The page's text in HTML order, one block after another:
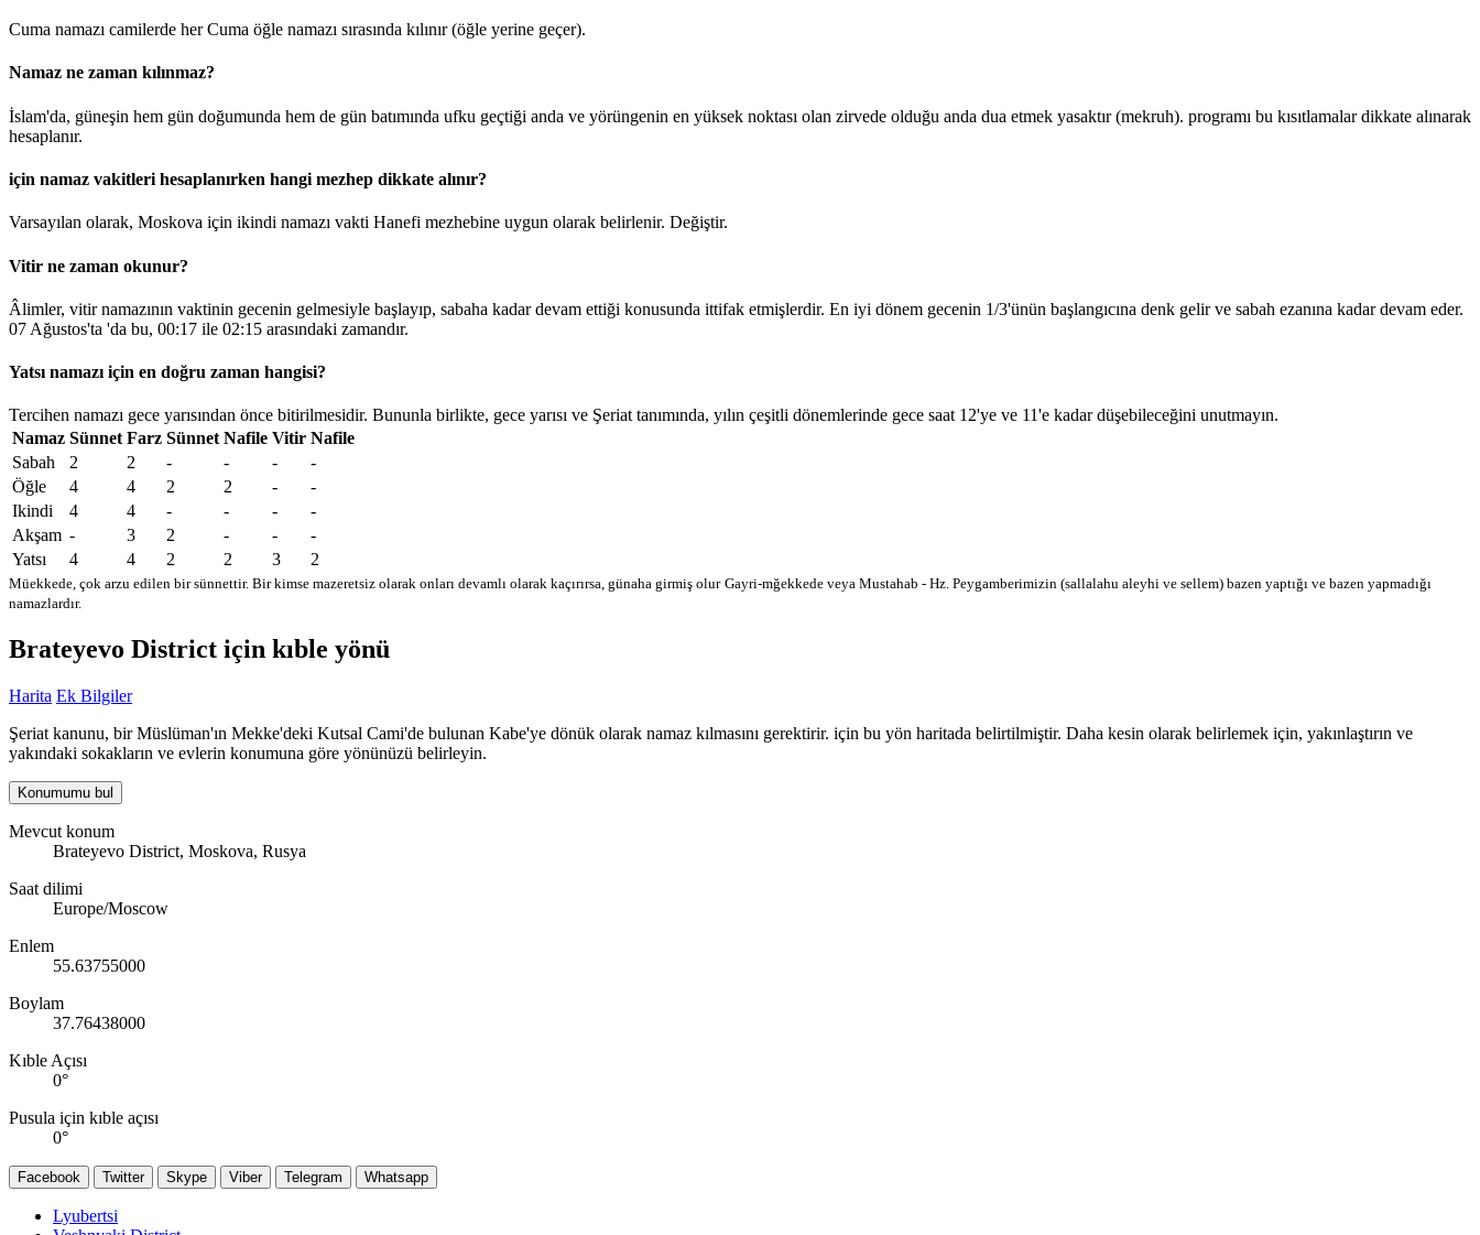
Cuma namazı camilerde her Cuma öğle namazı sırasında kılınır (öğle yerine geçer).
Namaz ne zaman kılınmaz?
İslam'da, güneşin hem gün doğumunda hem de gün batımında ufku geçtiği anda ve yörüngenin en yüksek noktası olan zirvede olduğu anda dua etmek yasaktır (mekruh). programı bu kısıtlamalar dikkate alınarak
hesaplanır.
için namaz vakitleri hesaplanırken hangi mezhep dikkate alınır?
Varsayılan olarak, Moskova için ikindi namazı vakti Hanefi mezhebine uygun olarak belirlenir. Değiştir.
Vitir ne zaman okunur?
Âlimler, vitir namazının vaktinin gecenin gelmesiyle başlayıp, sabaha kadar devam ettiği konusunda ittifak etmişlerdir. En iyi dönem gecenin 1/3'ünün başlangıcına denk gelir ve sabah ezanına kadar devam eder.
07 Ağustos'ta 'da bu, 00:17 ile 02:15 arasındaki zamandır.
Yatsı namazı için en doğru zaman hangisi?
Tercihen namazı gece yarısından önce bitirilmesidir. Bununla birlikte, gece yarısı ve Şeriat tanımında, yılın çeşitli dönemlerinde gece saat 12'ye ve 11'e kadar düşebileceğini unutmayın.
Namaz Sünnet Farz Sünnet Nafile Vitir Nafile
Sabah
2 2 - - -
-
Öğle
4 4 2 2 -
-
Ikindi
4 4 - - -
-
Akşam - 3 2 - -
-
Yatsı
4 4 2 2 3 2
Müekkede, çok arzu edilen bir sünnettir. Bir kimse mazeretsiz olarak onları devamlı olarak kaçırırsa, günaha girmiş olur Gayri-mğekkede veya Mustahab - Hz. Peygamberimizin (sallalahu aleyhi ve sellem) bazen yaptığı ve bazen yapmadığı
namazlardır.
Brateyevo District için kıble yönü
Harita Ek Bilgiler
Şeriat kanunu, bir Müslüman'ın Mekke'deki Kutsal Cami'de bulunan Kabe'ye dönük olarak namaz kılmasını gerektirir. için bu yön haritada belirtilmiştir. Daha kesin olarak belirlemek için, yakınlaştırın ve
yakındaki sokakların ve evlerin konumuna göre yönünüzü belirleyin.
Konumumu bul
Mevcut konum
Brateyevo District, Moskova, Rusya
Saat dilimi
Europe/Moscow
Enlem
55.63755000
Boylam
37.76438000
Kıble Açısı
0°
Pusula için kıble açısı
0°
Facebook Twitter Skype Viber Telegram Whatsapp
Lyubertsi